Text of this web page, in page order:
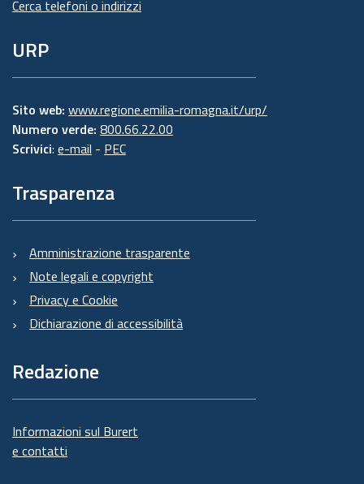
Cerca telefoni o indirizzi
URP
Sito web: www.regione.emilia-romagna.it/urp/
Numero verde: 800.66.22.00
Scrivici: e-mail - PEC
Trasparenza
Amministrazione trasparente
Note legali e copyright
Privacy e Cookie
Dichiarazione di accessibilità
Redazione
Informazioni sul Burert
e contatti